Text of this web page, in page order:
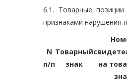
6.1. Товарные
признаками нарушения
N
п/п
Товарный
знак
на